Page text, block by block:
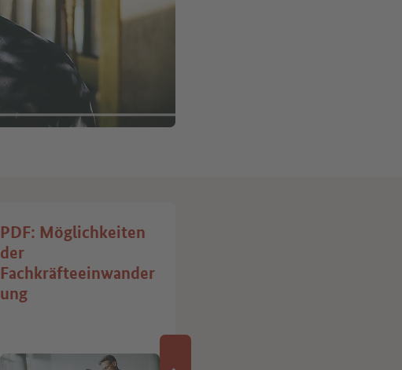
PDF: Möglichkeiten
der
Fachkräfteeinwander
ung